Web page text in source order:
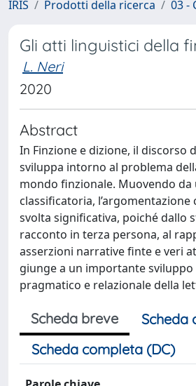
IRIS Prodotti della ricerca 03 -
Gli atti linguistici della
L. Neri
2020
Abstract
In Finzione e dizione, il discorso
sviluppa intorno al problema
mondo finzionale. Muovendo
classificatoria, l’argomentazione
svolta significativa, poiché dallo
racconto in terza persona, al
asserzioni narrative finte e veri
giunge a un importante sviluppo
pragmatico e relazionale della
Scheda breve
Scheda
Scheda completa (DC)